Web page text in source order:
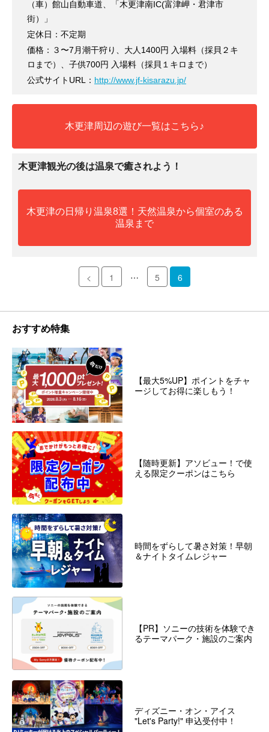
（車）館山自動車道、「木更津南IC(富津岬・君津市
街）」
定休日：不定期
価格：３〜7月潮干狩り、大人1400円 入場料（採貝２キ
ロまで）、子供700円 入場料（採貝１キロまで）
公式サイトURL： http://www.jf-kisarazu.jp/
木更津周辺の遊び一覧はこちら♪
木更津観光の後は温泉で癒されよう！
木更津の日帰り温泉8選！天然温泉から個室のある
温泉まで
< 1 … 5 6
おすすめ特集
【最大5%UP】ポイントをチャ
ージしてお得に楽しもう！
【随時更新】アソビュー！で使
える限定クーポンはこちら
時間をずらして暑さ対策！早朝
＆ナイトタイムレジャー
【PR】ソニーの技術を体験でき
るテーマパーク・施設のご案内
ディズニー・オン・アイス
"Let's Party!" 申込受付中！